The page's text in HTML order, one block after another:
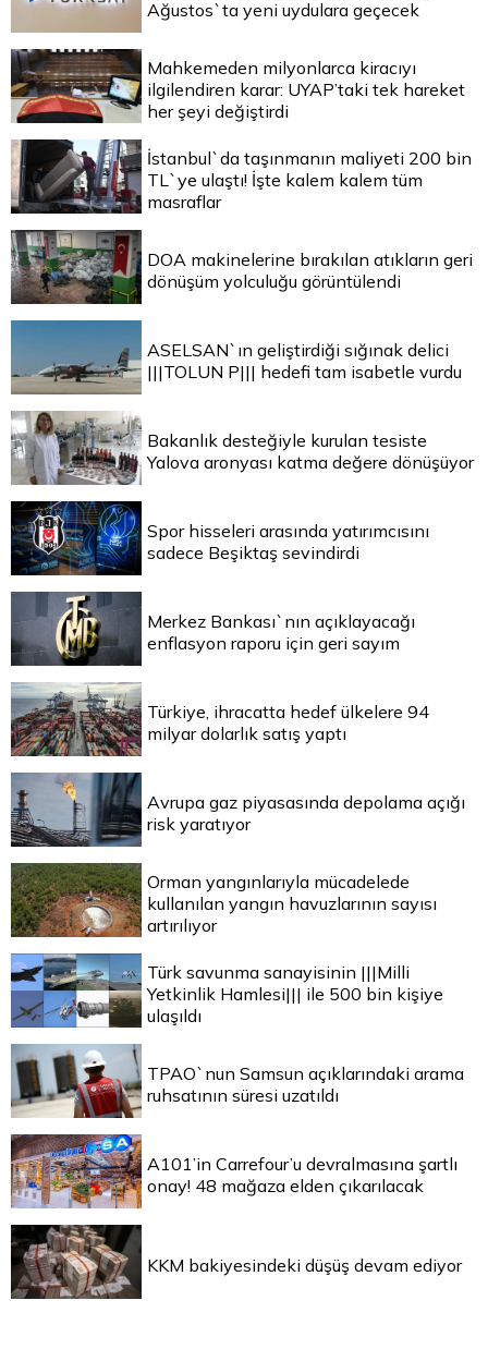
Ağustos`ta yeni uydulara geçecek
Mahkemeden milyonlarca kiracıyı
ilgilendiren karar: UYAP’taki tek hareket
her şeyi değiştirdi
İstanbul`da taşınmanın maliyeti 200 bin
TL`ye ulaştı! İşte kalem kalem tüm
masraflar
DOA makinelerine bırakılan atıkların geri
dönüşüm yolculuğu görüntülendi
ASELSAN`ın geliştirdiği sığınak delici
|||TOLUN P||| hedefi tam isabetle vurdu
Bakanlık desteğiyle kurulan tesiste
Yalova aronyası katma değere dönüşüyor
Spor hisseleri arasında yatırımcısını
sadece Beşiktaş sevindirdi
Merkez Bankası`nın açıklayacağı
enflasyon raporu için geri sayım
Türkiye, ihracatta hedef ülkelere 94
milyar dolarlık satış yaptı
Avrupa gaz piyasasında depolama açığı
risk yaratıyor
Orman yangınlarıyla mücadelede
kullanılan yangın havuzlarının sayısı
artırılıyor
Türk savunma sanayisinin |||Milli
Yetkinlik Hamlesi||| ile 500 bin kişiye
ulaşıldı
TPAO`nun Samsun açıklarındaki arama
ruhsatının süresi uzatıldı
A101’in Carrefour’u devralmasına şartlı
onay! 48 mağaza elden çıkarılacak
KKM bakiyesindeki düşüş devam ediyor